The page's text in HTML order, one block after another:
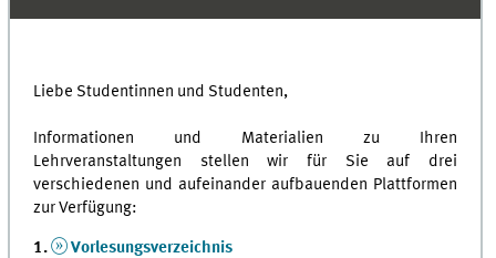
Liebe Studentinnen und Studenten,
Informationen und Materialien zu Ihren
Lehrveranstaltungen stellen wir für Sie auf drei
verschiedenen und aufeinander aufbauenden Plattformen
zur Verfügung:
1. Vorlesungsverzeichnis